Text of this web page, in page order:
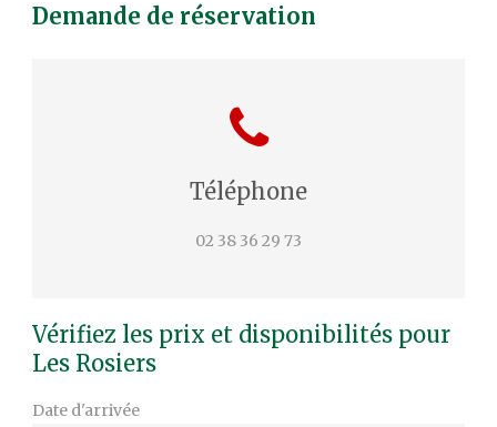
Demande de réservation
Téléphone
02 38 36 29 73
Vérifiez les prix et disponibilités pour
Les Rosiers
Date d'arrivée